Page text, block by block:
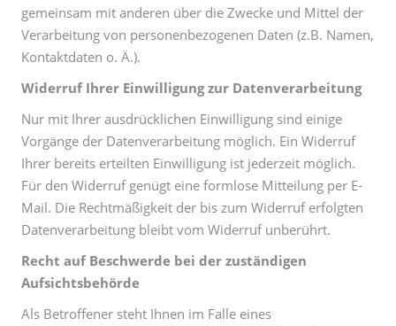
gemeinsam mit anderen über die Zwecke und Mittel der
Verarbeitung von personenbezogenen Daten (z.B. Namen,
Kontaktdaten o. Ä.).
Widerruf Ihrer Einwilligung zur Datenverarbeitung
Nur mit Ihrer ausdrücklichen Einwilligung sind einige
Vorgänge der Datenverarbeitung möglich. Ein Widerruf
Ihrer bereits erteilten Einwilligung ist jederzeit möglich.
Für den Widerruf genügt eine formlose Mitteilung per E-
Mail. Die Rechtmäßigkeit der bis zum Widerruf erfolgten
Datenverarbeitung bleibt vom Widerruf unberührt.
Recht auf Beschwerde bei der zuständigen
Aufsichtsbehörde
Als Betroffener steht Ihnen im Falle eines